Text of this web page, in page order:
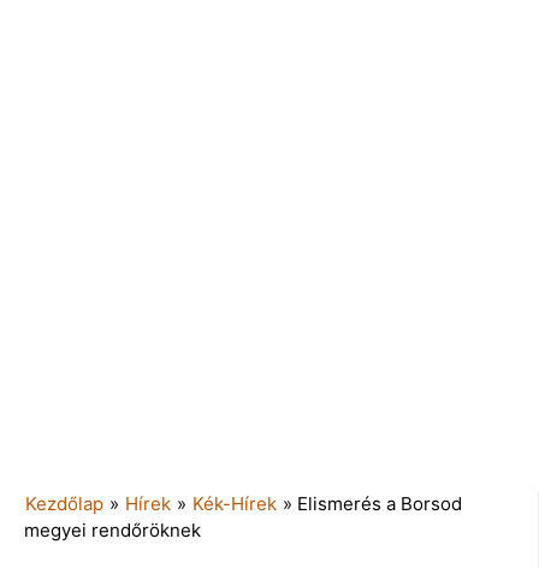
Kezdőlap » Hírek » Kék-Hírek » Elismerés a Borsod
megyei rendőröknek